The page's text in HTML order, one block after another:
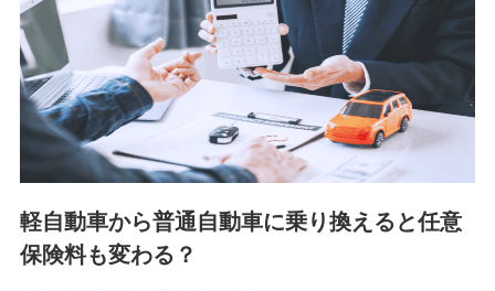
株式会社アシロ少額短期保険 (https://kailash.co.jp/)
SBIいきいき少額短期保険会社 (https://www.i-
sedai.com/)
SBIペット少額短期保険株式会社 (https://www.sbipet-
ssi.co.jp/)
SBIリスタ少額短期保険会社
(https://www.jishin.co.jp/)
スマートプラス少額短期保険株式会社
チューリッヒ少額短期保険株式会社
(https://www.zurichssi.co.jp/)
軽自動車から普通自動車に乗り換えると任意
保険料も変わる？